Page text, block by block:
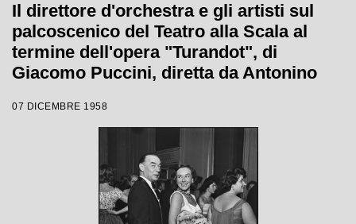
Il direttore d'orchestra e gli artisti sul
palcoscenico del Teatro alla Scala al
termine dell'opera "Turandot", di
Giacomo Puccini, diretta da Antonino
Wallmann, che inaugura la stagione
lirica 1958-1959
07 DICEMBRE 1958